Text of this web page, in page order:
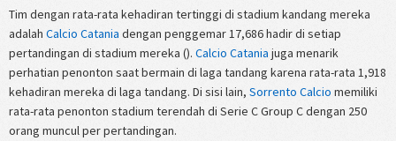
Tim dengan rata-rata kehadiran tertinggi di stadium kandang mereka
adalah Calcio Catania dengan penggemar 17,686 hadir di setiap
pertandingan di stadium mereka (). Calcio Catania juga menarik
perhatian penonton saat bermain di laga tandang karena rata-rata 1,918
kehadiran mereka di laga tandang. Di sisi lain, Sorrento Calcio memiliki
rata-rata penonton stadium terendah di Serie C Group C dengan 250
orang muncul per pertandingan.